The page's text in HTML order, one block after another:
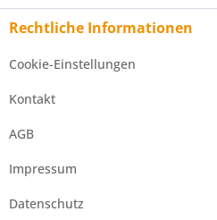
Rechtliche Informationen
Cookie-Einstellungen
Kontakt
AGB
Impressum
Datenschutz